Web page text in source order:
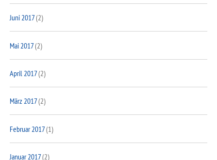
Juni 2017(2)
Mai 2017(2)
April 2017(2)
März 2017(2)
Februar 2017(1)
Januar 2017(2)